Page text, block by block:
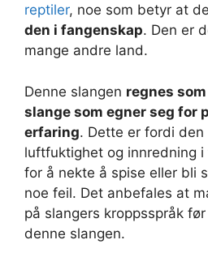
reptiler, noe som betyr at
den i fangenskap. Den er
mange andre land.
Denne slangen regnes
slange som egner seg for
erfaring. Dette er fordi
luftfuktighet og innredning
for å nekte å spise eller bli
noe feil. Det anbefales at
på slangers kroppsspråk
denne slangen.